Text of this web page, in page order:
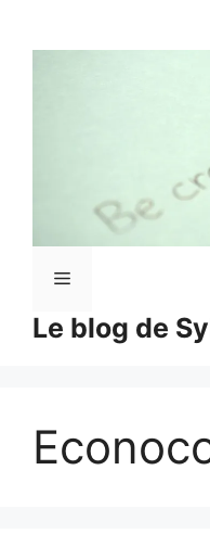
Le blog de
Menu